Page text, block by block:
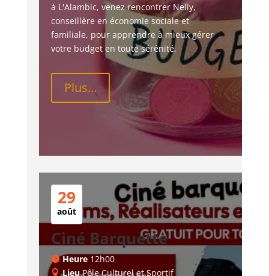
à L'Alambic, venez rencontrer Nelly,
conseillère en économie sociale et
familiale, pour apprendre à mieux gérer
votre budget en toute sérénité.
Plus...
29
août
Ciné Barquette
Heure 12h00
LieuPôle Culturel et Sportif